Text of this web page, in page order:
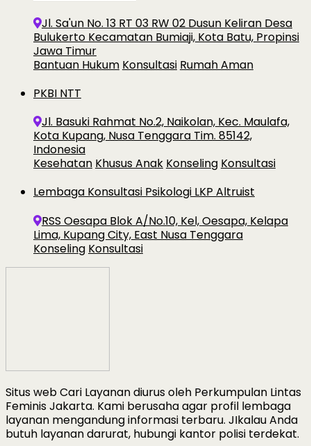
Jl. Sa'un No. 13 RT 03 RW 02 Dusun Keliran Desa
Bulukerto Kecamatan Bumiaji, Kota Batu, Propinsi
Jawa Timur
Bantuan Hukum Konsultasi Rumah Aman
PKBI NTT
Jl. Basuki Rahmat No.2, Naikolan, Kec. Maulafa,
Kota Kupang, Nusa Tenggara Tim. 85142,
Indonesia
Kesehatan Khusus Anak Konseling Konsultasi
Lembaga Konsultasi Psikologi LKP Altruist
RSS Oesapa Blok A/No.10, Kel, Oesapa, Kelapa
Lima, Kupang City, East Nusa Tenggara
Konseling Konsultasi
Situs web Cari Layanan diurus oleh Perkumpulan Lintas
Feminis Jakarta. Kami berusaha agar profil lembaga
layanan mengandung informasi terbaru. JIkalau Anda
butuh layanan darurat, hubungi kantor polisi terdekat.